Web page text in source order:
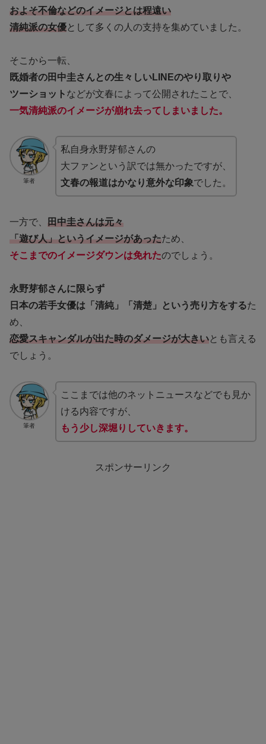
およそ不倫などのイメージとは程遠い
清純派の女優として多くの人の支持を集めていました。
そこから一転、
既婚者の田中圭さんとの生々しいLINEのやり取りや
ツーショット などが文春によって公開されたことで、
一気清純派のイメージが崩れ去ってしまいました。
筆者
私自身永野芽郁さんの
大ファンという訳では無かったですが、
文春の報道はかなり意外な印象でした。
一方で、 田中圭さんは元々
「遊び人」というイメージがあったため、
そこまでのイメージダウンは免れたのでしょう。
永野芽郁さんに限らず
日本の若手女優は「清純」「清楚」という売り方をするた
め、
恋愛スキャンダルが出た時のダメージが大きいとも言える
でしょう。
筆者
ここまでは他のネットニュースなどでも見か
ける内容ですが、
もう少し深堀りしていきます。
スポンサーリンク